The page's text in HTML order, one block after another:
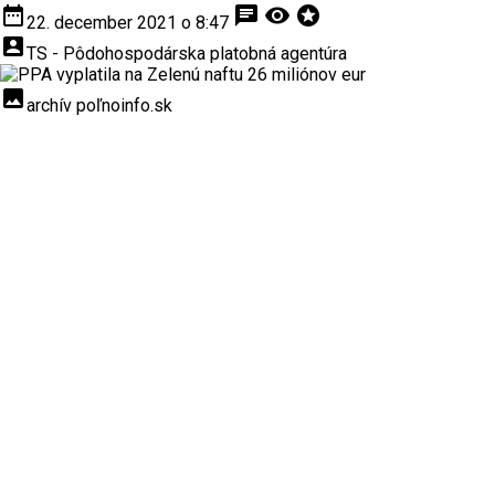
date_range22. december 2021 o 8:47 chat visibility stars
account_boxTS - Pôdohospodárska platobná agentúra
insert_photoarchív poľnoinfo.sk